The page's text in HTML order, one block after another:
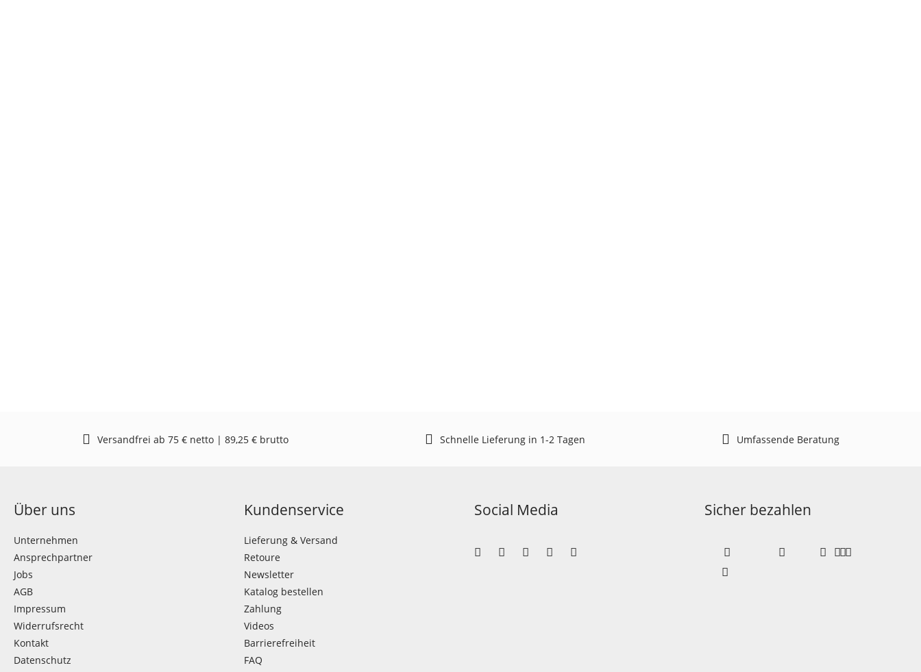
Versandfrei ab 75 € netto | 89,25 € brutto Schnelle Lieferung in 1-2 Tagen Umfassende Beratung
Über uns
Unternehmen
Ansprechpartner
Jobs
AGB
Impressum
Widerrufsrecht
Kontakt
Datenschutz
Kundenservice
Lieferung & Versand
Retoure
Newsletter
Katalog bestellen
Zahlung
Videos
Barrierefreiheit
FAQ
Social Media Sicher bezahlen